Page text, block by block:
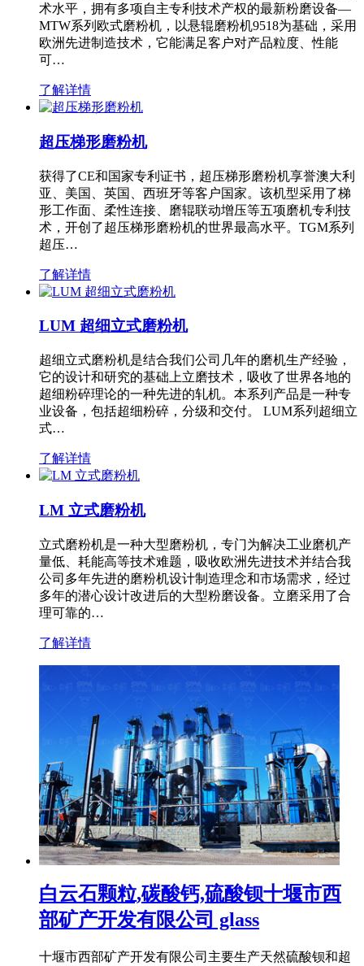
术水平，拥有多项自主专利技术产权的最新粉磨设备—
MTW系列欧式磨粉机，以悬辊磨粉机9518为基础，采用
欧洲先进制造技术，它能满足客户对产品粒度、性能
可…
了解详情
超压梯形磨粉机
获得了CE和国家专利证书，超压梯形磨粉机享誉澳大利
亚、美国、英国、西班牙等客户国家。该机型采用了梯
形工作面、柔性连接、磨辊联动增压等五项磨机专利技
术，开创了超压梯形磨粉机的世界最高水平。TGM系列
超压…
了解详情
LUM 超细立式磨粉机
超细立式磨粉机是结合我们公司几年的磨机生产经验，
它的设计和研究的基础上立磨技术，吸收了世界各地的
超细粉碎理论的一种先进的轧机。本系列产品是一种专
业设备，包括超细粉碎，分级和交付。 LUM系列超细立
式…
了解详情
LM 立式磨粉机
立式磨粉机是一种大型磨粉机，专门为解决工业磨机产
量低、耗能高等技术难题，吸收欧洲先进技术并结合我
公司多年先进的磨粉机设计制造理念和市场需求，经过
多年的潜心设计改进后的大型粉磨设备。立磨采用了合
理可靠的…
了解详情
白云石颗粒,碳酸钙,硫酸钡十堰市西
部矿产开发有限公司 glass
十堰市西部矿产开发有限公司主要生产天然硫酸钡和超